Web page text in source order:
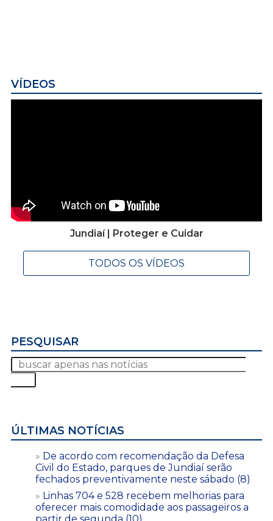
VÍDEOS
Jundiaí | Proteger e Cuidar
TODOS OS VÍDEOS
PESQUISAR
ÚLTIMAS NOTÍCIAS
De acordo com recomendação da Defesa
Civil do Estado, parques de Jundiaí serão
fechados preventivamente neste sábado (8)
Linhas 704 e 528 recebem melhorias para
oferecer mais comodidade aos passageiros a
partir de segunda (10)